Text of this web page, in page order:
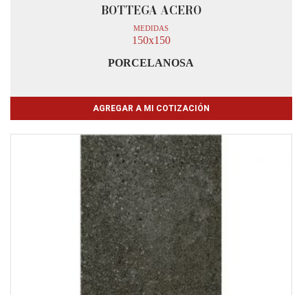
BOTTEGA ACERO
MEDIDAS
150x150
PORCELANOSA
AGREGAR A MI COTIZACIÓN